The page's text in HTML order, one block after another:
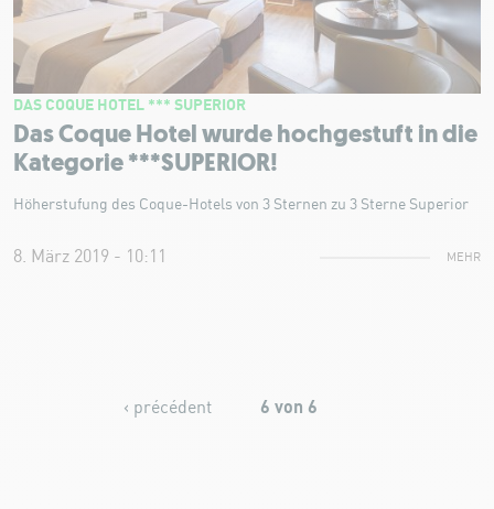
Das Coque Hotel wurde hochgestuft in die
Kategorie ***SUPERIOR!
DAS COQUE HOTEL *** SUPERIOR
Höherstufung des Coque-Hotels von 3 Sternen zu 3 Sterne Superior
8. März 2019 - 10:11 MEHR
‹ précédent 6 von 6